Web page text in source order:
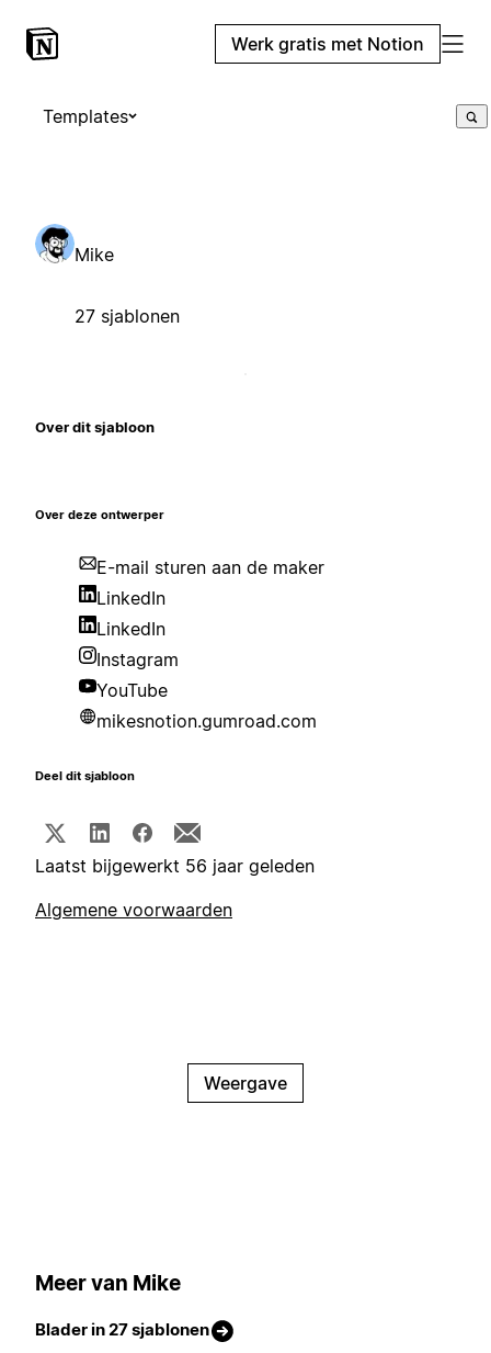
Werk gratis met Notion
Templates
Mike
27 sjablonen
Over dit sjabloon
Over deze ontwerper
E-mail sturen aan de maker
LinkedIn
LinkedIn
Instagram
YouTube
mikesnotion.gumroad.com
Deel dit sjabloon
Laatst bijgewerkt 56 jaar geleden
Algemene voorwaarden
Weergave
Meer van Mike
Blader in 27 sjablonen